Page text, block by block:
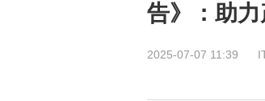
告》：助
2025-07-07 11:39